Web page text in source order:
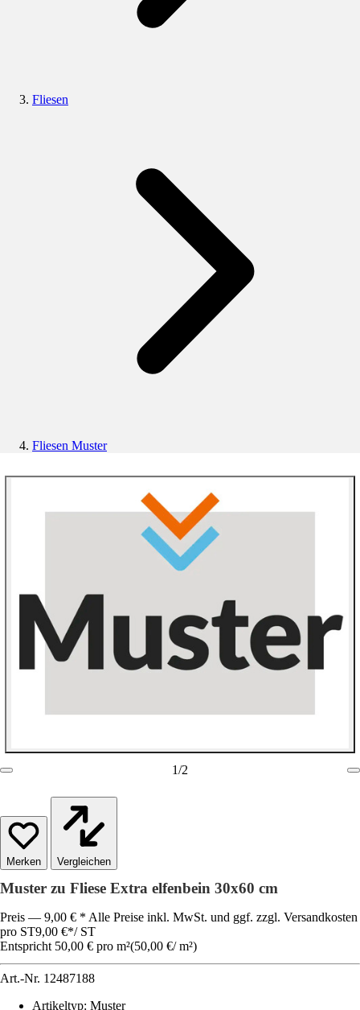
Fliesen
Fliesen Muster
1/2
Vergleichen
Muster zu Fliese Extra elfenbein 30x60 cm
Preis — 9,00 € * Alle Preise inkl. MwSt. und ggf. zzgl. Versandkosten
pro ST9,00 €*/ ST
Entspricht 50,00 € pro m²(50,00 €/ m²)
Art.-Nr. 12487188
Artikeltyp: Muster